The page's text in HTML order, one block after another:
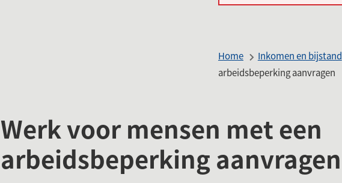
Home Inkomen en bijstand
arbeidsbeperking aanvragen
Werk voor mensen met een
arbeidsbeperking aanvragen